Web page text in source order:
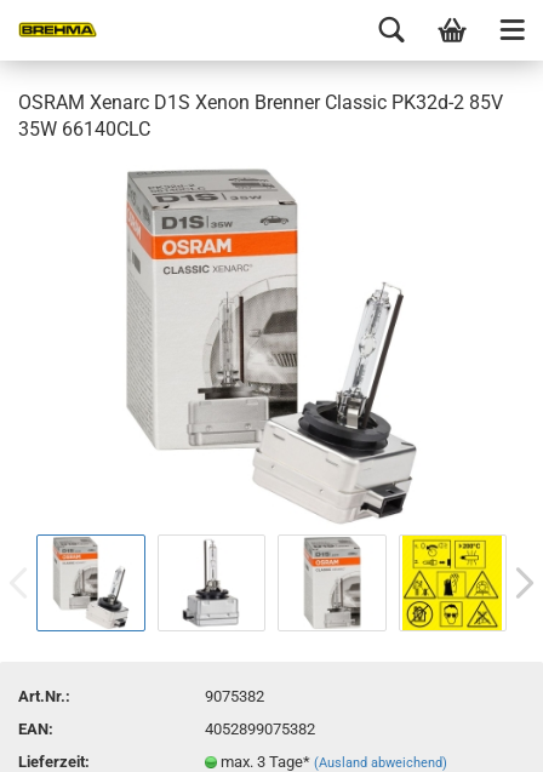
OSRAM Xenarc D1S Xenon Brenner Classic PK32d-2 85V
35W 66140CLC
Art.Nr.:
9075382
EAN:
4052899075382
Lieferzeit:
max. 3 Tage*(Ausland abweichend)